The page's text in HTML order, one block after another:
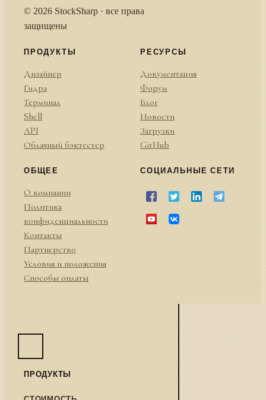
© 2026 StockSharp · все права
защищены
ПРОДУКТЫ
Дизайнер
Гидра
Терминал
Shell
API
Облачный бэктестер
РЕСУРСЫ
Документация
Форум
Блог
Новости
Загрузки
GitHub
ОБЩЕЕ
О компании
Политика
конфиденциальности
Контакты
Партнерство
Условия и положения
Способы оплаты
СОЦИАЛЬНЫЕ СЕТИ
ПРОДУКТЫ
СТОИМОСТЬ